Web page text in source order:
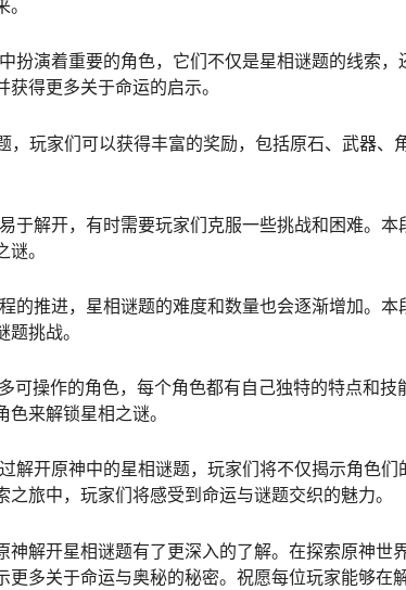
扮演着重要的角色，它们不仅是星相谜题的线索
得更多关于命运的启示。
，玩家们可以获得丰富的奖励，包括原石、武器
于解开，有时需要玩家们克服一些挑战和困难。
。
的推进，星相谜题的难度和数量也会逐渐增加。
挑战。
可操作的角色，每个角色都有自己独特的特点和
来解锁星相之谜。
解开原神中的星相谜题，玩家们将不仅揭示角色
旅中，玩家们将感受到命运与谜题交织的魅力。
解开星相谜题有了更深入的了解。在探索原神世
多关于命运与奥秘的秘密。祝愿每位玩家能够在